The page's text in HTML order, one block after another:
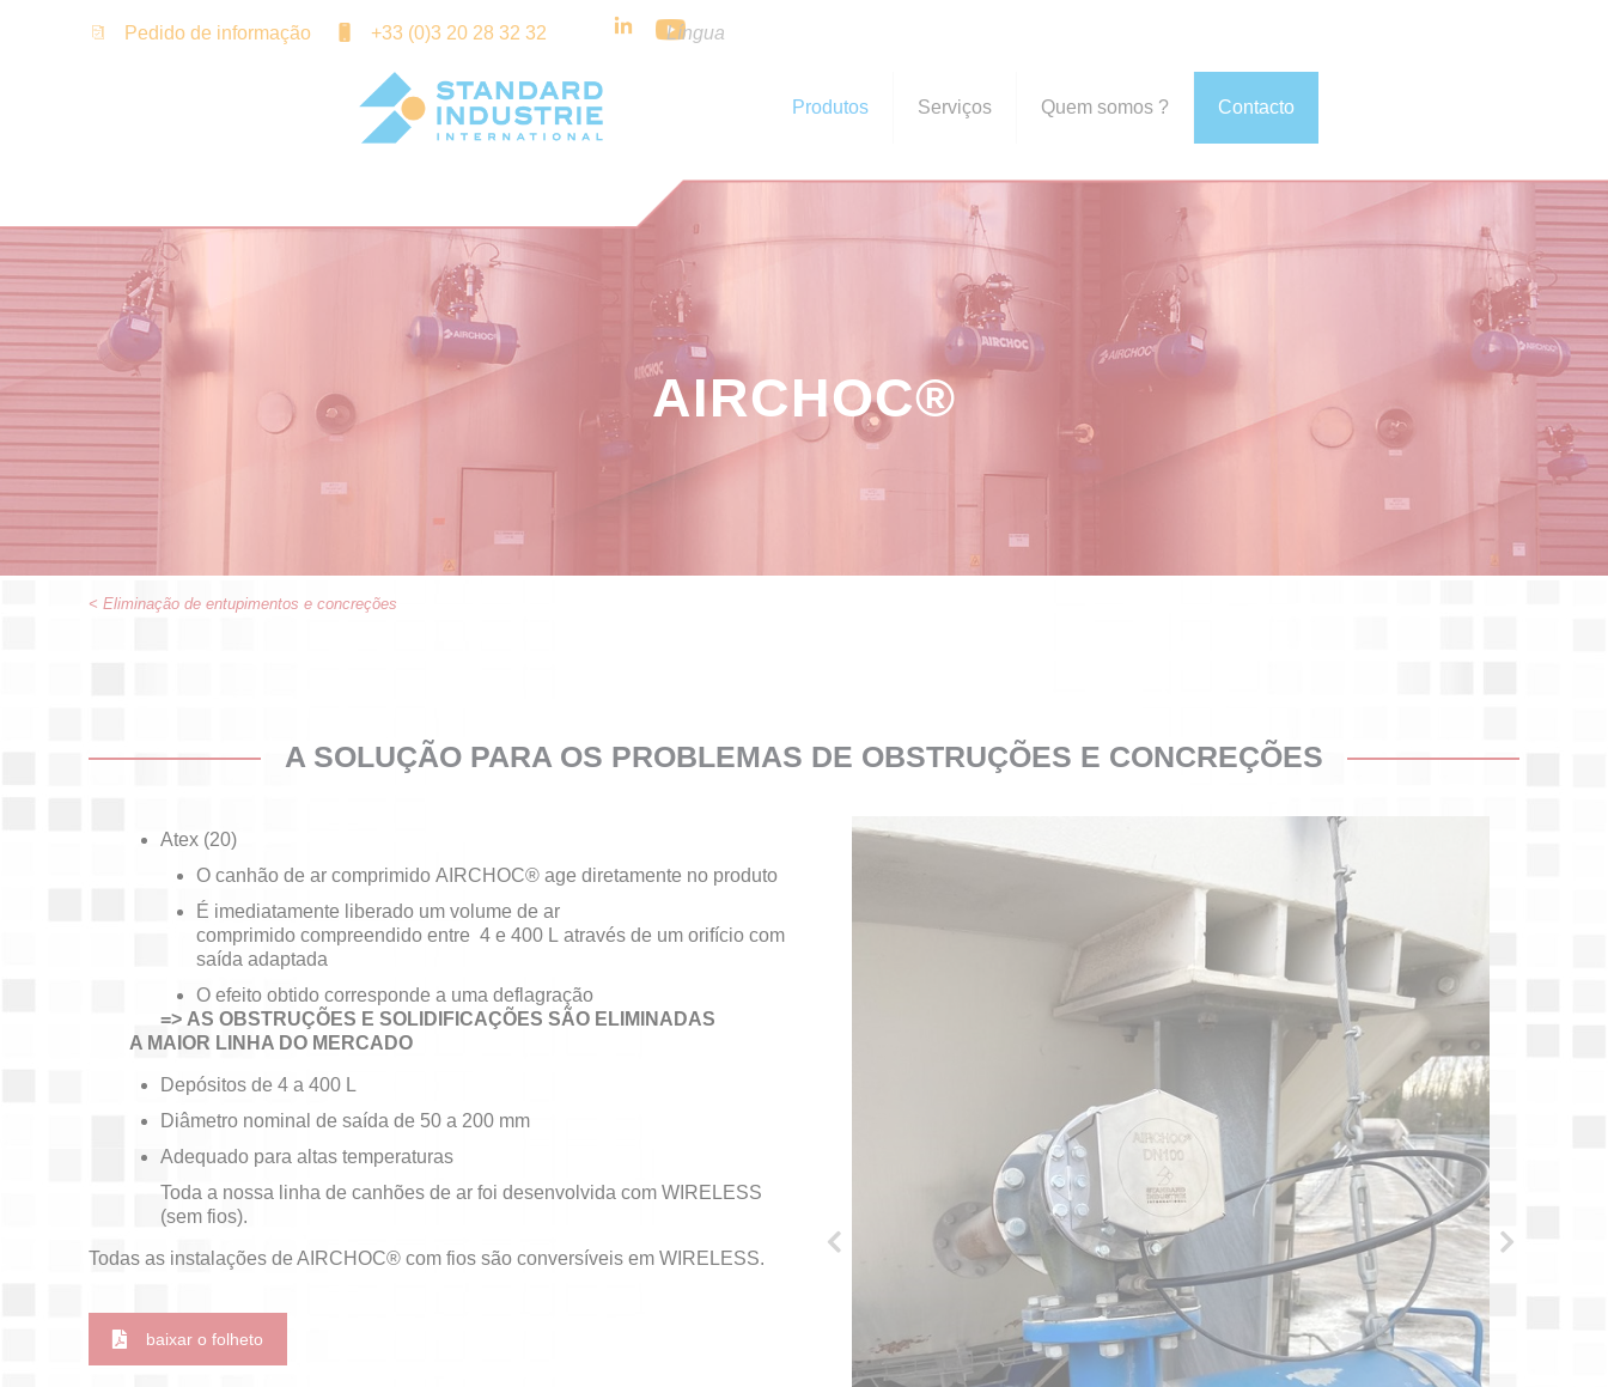
+33 (0)3 20 28 32 32
Pedido de informação
Produtos Serviços Quem somos ? Contacto
Língua
AIRCHOC®
< Eliminação de entupimentos e concreções
A SOLUÇÃO PARA OS PROBLEMAS DE OBSTRUÇÕES E CONCREÇÕES
Atex (20)
O canhão de ar comprimido AIRCHOC® age diretamente no produto
É imediatamente liberado um volume de ar
comprimido compreendido entre 4 e 400 L através de um orifício com
saída adaptada
O efeito obtido corresponde a uma deflagração
=> AS OBSTRUÇÕES E SOLIDIFICAÇÕES SÃO ELIMINADAS
A MAIOR LINHA DO MERCADO
Depósitos de 4 a 400 L
Diâmetro nominal de saída de 50 a 200 mm
Adequado para altas temperaturas
Toda a nossa linha de canhões de ar foi desenvolvida com WIRELESS
(sem fios).
Todas as instalações de AIRCHOC® com fios são conversíveis em WIRELESS.
baixar o folheto